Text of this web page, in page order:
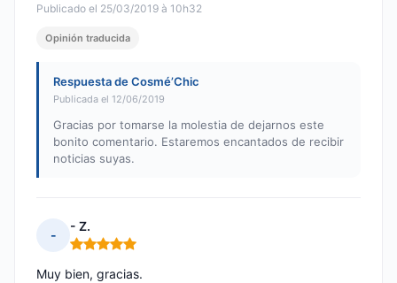
Publicado el 25/03/2019 à 10h32
Opinión traducida
Respuesta de Cosmé’Chic
Publicada el 12/06/2019
Gracias por tomarse la molestia de dejarnos este
bonito comentario. Estaremos encantados de recibir
noticias suyas.
-
- Z.
Nota: 5 de 5
Muy bien, gracias.